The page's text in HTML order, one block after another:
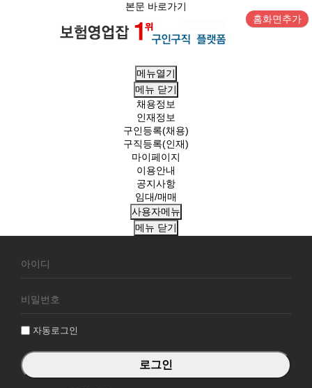
본문 바로가기
홈화면추가
메뉴열기
메뉴 닫기
채용정보
인재정보
구인등록(채용)
구직등록(인재)
마이페이지
이용안내
공지사항
임대/매매
사용자메뉴
메뉴 닫기
원
그
자동로그인